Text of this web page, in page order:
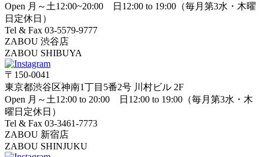
Open 月～土12:00~20:00 日12:00 to 19:00（毎月第3水・木曜
日定休日）
Tel & Fax 03-5579-9777
ZABOU 渋谷店
ZABOU SHIBUYA
〒150-0041
東京都渋谷区神南1丁目5番2号 川村ビル 2F
Open 月～土12:00 to 20:00 日12:00 to 19:00（毎月第3水・木
曜日定休日）
Tel & Fax 03-3461-7773
ZABOU 新宿店
ZABOU SHINJUKU